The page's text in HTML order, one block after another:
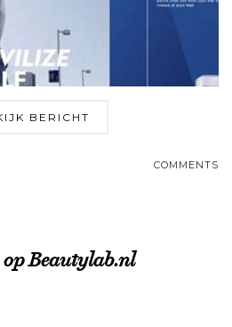
BERICHT
COMMENTS
Beautylab.nl